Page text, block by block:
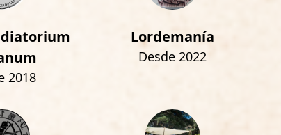
2018
Lordemanía
Desde 2022